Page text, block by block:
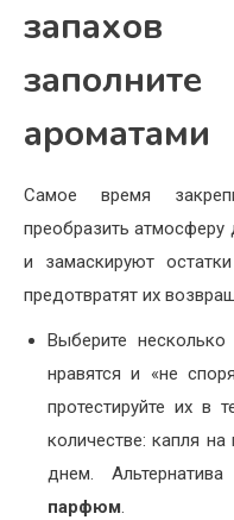
запахов
ароматами
Самое время
преобразить
и замаскируют
предотвратят их
Выберите несколько
нравятся и «не
протестируйте их в
количестве: капля
днем.
парфюм.